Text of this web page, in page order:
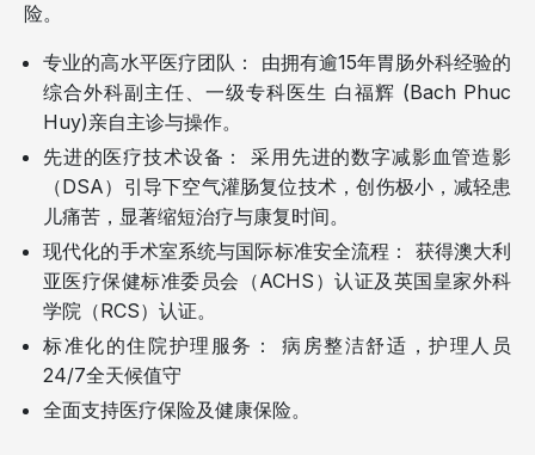
险。
专业的高水平医疗团队： 由拥有逾15年胃肠外科经验的
综合外科副主任、一级专科医生 白福辉 (Bach Phuc
Huy)亲自主诊与操作。
先进的医疗技术设备： 采用先进的数字减影血管造影
（DSA）引导下空气灌肠复位技术，创伤极小，减轻患
儿痛苦，显著缩短治疗与康复时间。
现代化的手术室系统与国际标准安全流程： 获得澳大利
亚医疗保健标准委员会（ACHS）认证及英国皇家外科
学院（RCS）认证。
标准化的住院护理服务： 病房整洁舒适，护理人员
24/7全天候值守
全面支持医疗保险及健康保险。